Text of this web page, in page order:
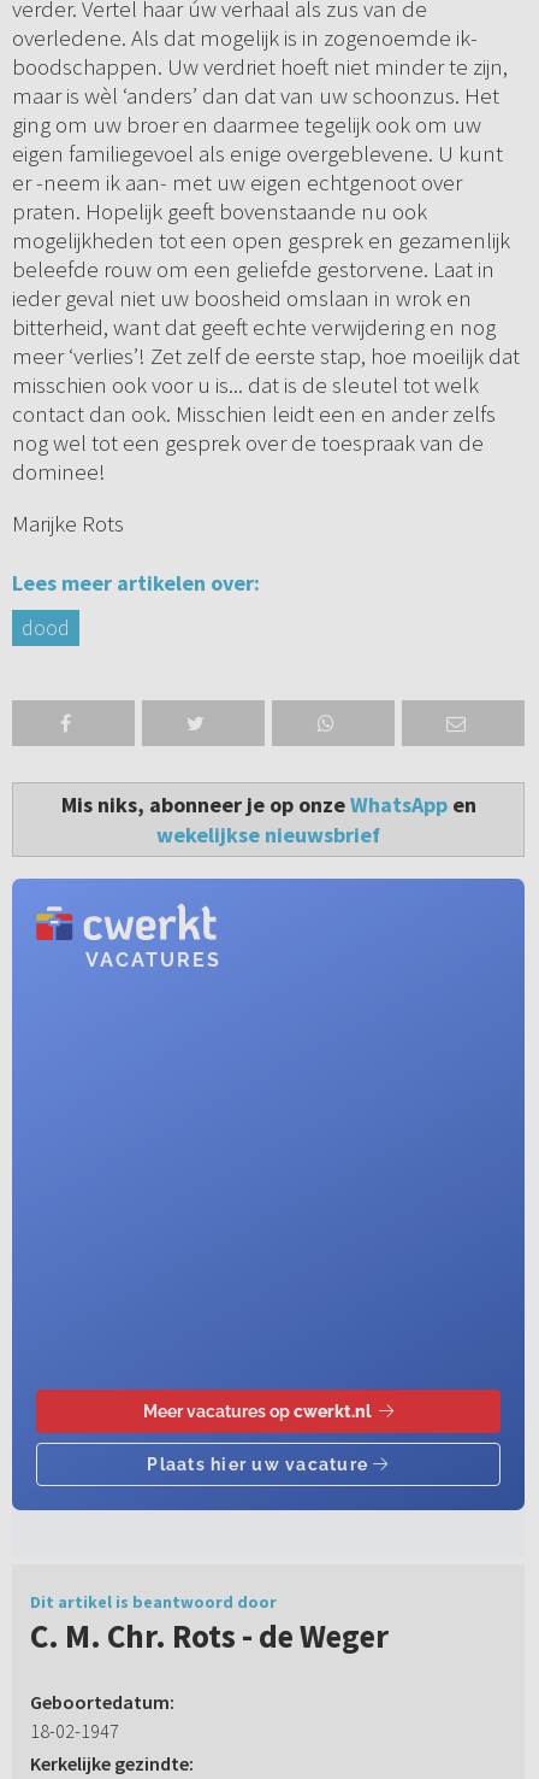
verder. Vertel haar úw verhaal als zus van de
overledene. Als dat mogelijk is in zogenoemde ik-
boodschappen. Uw verdriet hoeft niet minder te zijn,
maar is wèl ‘anders’ dan dat van uw schoonzus. Het
ging om uw broer en daarmee tegelijk ook om uw
eigen familiegevoel als enige overgeblevene. U kunt
er -neem ik aan- met uw eigen echtgenoot over
praten. Hopelijk geeft bovenstaande nu ook
mogelijkheden tot een open gesprek en gezamenlijk
beleefde rouw om een geliefde gestorvene. Laat in
ieder geval niet uw boosheid omslaan in wrok en
bitterheid, want dat geeft echte verwijdering en nog
meer ‘verlies’! Zet zelf de eerste stap, hoe moeilijk dat
misschien ook voor u is... dat is de sleutel tot welk
contact dan ook. Misschien leidt een en ander zelfs
nog wel tot een gesprek over de toespraak van de
dominee!
Marijke Rots
Lees meer artikelen over:
dood
Mis niks, abonneer je op onzeWhatsAppen
wekelijkse nieuwsbrief
Dit artikel is beantwoord door
C. M. Chr. Rots - de Weger
Geboortedatum:
18-02-1947
Kerkelijke gezindte: